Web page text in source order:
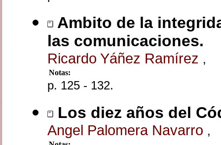
Ambito de la
las comunicaciones.
Ricardo Yáñez Ramírez ,
Notas:
p. 125 - 132.
Los diez años del
Angel Palomera Navarro ,